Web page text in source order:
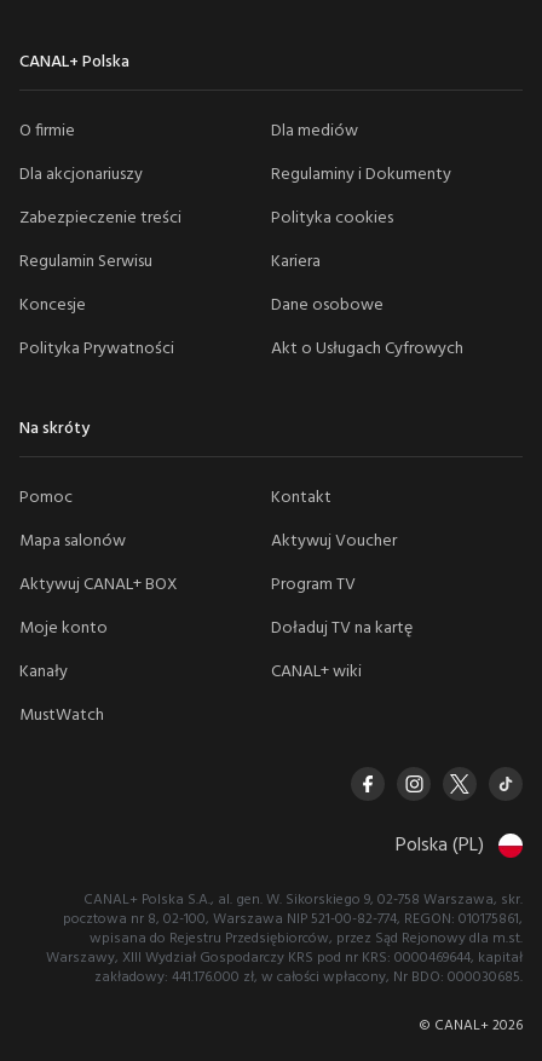
CANAL+ Polska
O firmie
Dla mediów
Dla akcjonariuszy
Regulaminy i Dokumenty
Zabezpieczenie treści
Polityka cookies
Regulamin Serwisu
Kariera
Koncesje
Dane osobowe
Polityka Prywatności
Akt o Usługach Cyfrowych
Na skróty
Pomoc
Kontakt
Mapa salonów
Aktywuj Voucher
Aktywuj CANAL+ BOX
Program TV
Moje konto
Doładuj TV na kartę
Kanały
CANAL+ wiki
MustWatch
Polska (PL)
CANAL+ Polska S.A., al. gen. W. Sikorskiego 9, 02-758 Warszawa, skr.
pocztowa nr 8, 02-100, Warszawa NIP 521-00-82-774, REGON: 010175861,
wpisana do Rejestru Przedsiębiorców, przez Sąd Rejonowy dla m.st.
Warszawy, XIII Wydział Gospodarczy KRS pod nr KRS: 0000469644, kapitał
zakładowy: 441.176.000 zł, w całości wpłacony, Nr BDO: 000030685.
© CANAL+2026